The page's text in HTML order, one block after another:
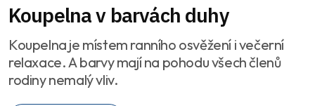
Koupelna v barvách duhy
Koupelna je místem ranního osvěžení i večerní
relaxace. A barvy mají na pohodu všech členů
rodiny nemalý vliv.